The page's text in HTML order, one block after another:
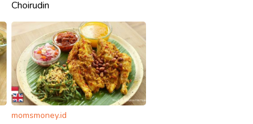
Choirudin
momsmoney.id